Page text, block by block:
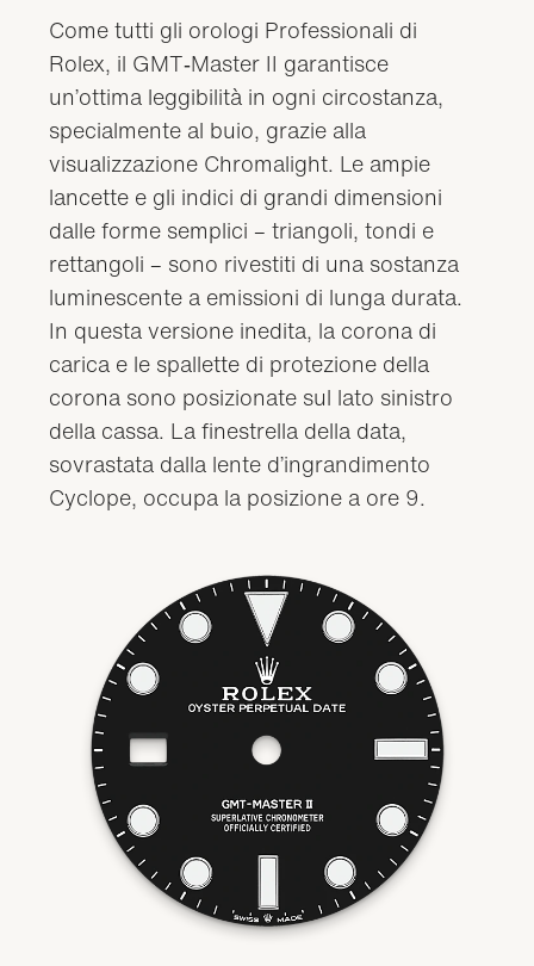
Come tutti gli orologi Professionali di
Rolex, il GMT‑Master II garantisce
un’ottima leggibilità in ogni circostanza,
specialmente al buio, grazie alla
visualizzazione Chromalight. Le ampie
lancette e gli indici di grandi dimensioni
dalle forme semplici – triangoli, tondi e
rettangoli – sono rivestiti di una sostanza
luminescente a emissioni di lunga durata.
In questa versione inedita, la corona di
carica e le spallette di protezione della
corona sono posizionate sul lato sinistro
della cassa. La finestrella della data,
sovrastata dalla lente d’ingrandimento
Cyclope, occupa la posizione a ore 9.